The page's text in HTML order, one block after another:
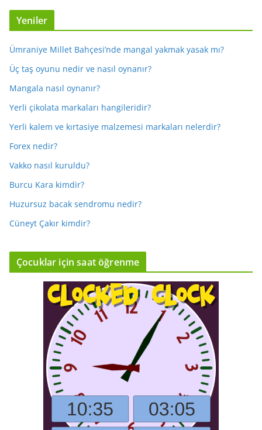
Yeniler
Ümraniye Millet Bahçesi’nde mangal yakmak yasak mı?
Üç taş oyunu nedir ve nasıl oynanır?
Mangala nasıl oynanır?
Yerli çikolata markaları hangileridir?
Yerli kalem ve kırtasiye malzemesi markaları nelerdir?
Forex nedir?
Vakko nasıl kuruldu?
Burcu Kara kimdir?
Huzursuz bacak sendromu nedir?
Cüneyt Çakır kimdir?
Çocuklar için saat öğrenme